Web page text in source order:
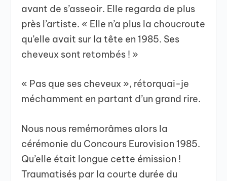
avant de s’asseoir. Elle regarda de plus
près l’artiste. « Elle n’a plus la choucroute
qu’elle avait sur la tête en 1985. Ses
cheveux sont retombés ! »
« Pas que ses cheveux », rétorquai-je
méchamment en partant d’un grand rire.
Nous nous remémorâmes alors la
cérémonie du Concours Eurovision 1985.
Qu’elle était longue cette émission !
Traumatisés par la courte durée du